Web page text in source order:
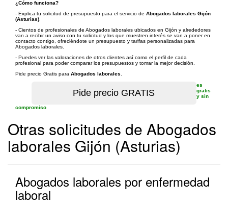
¿Cómo funciona?
- Explica tu solicitud de presupuesto para el servicio de Abogados laborales Gijón
(Asturias)
- Cientos de profesionales de Abogados laborales ubicados en Gijón y alrededores
van a recibir un aviso con tu solicitud y los que muestren interés se van a poner en
contacto contigo, ofreciéndote un presupuesto y tarifas personalizadas para
Abogados laborales.
- Puedes ver las valoraciones de otros clientes así como el perfil de cada
profesional para poder comparar los presupuestos y tomar la mejor decisión.
Pide precio Gratis para Abogados laborales
es
gratis
y sin
compromiso
Otras solicitudes de Abogados
laborales Gijón (Asturias)
Abogados laborales por enfermedad
laboral